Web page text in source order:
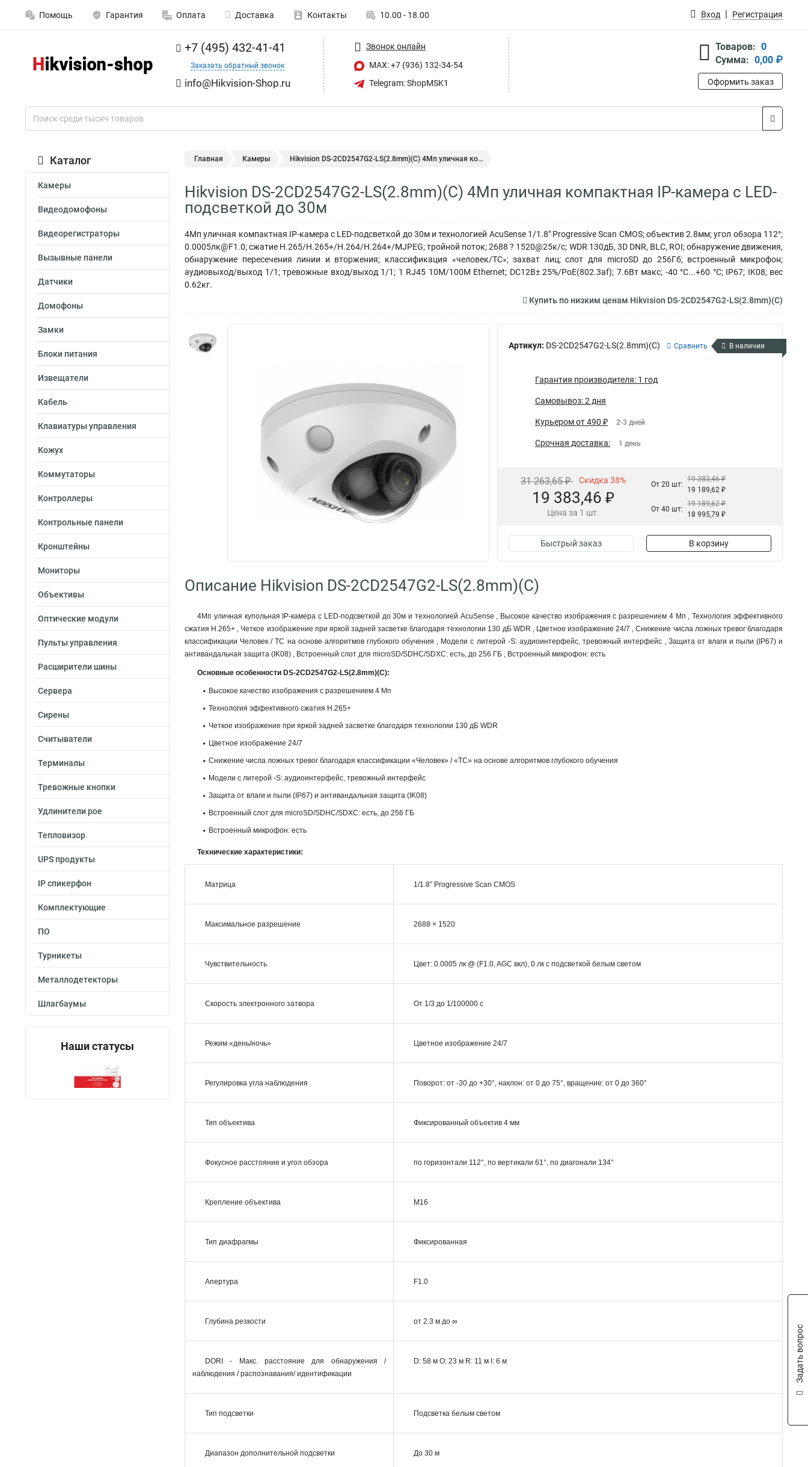
Помощь Гарантия Оплата Доставка Контакты 10.00 - 18.00 Вход Регистрация
+7 (495) 432-41-41
Заказать обратный звонок
info@Hikvision-Shop.ru
Звонок онлайн
MAX: +7 (936) 132-34-54
Telegram: ShopMSK1
Товаров: 0
Сумма: 0,00 ₽
Оформить заказ
Каталог
Камеры
Видеодомофоны
Видеорегистраторы
Вызывные панели
Датчики
Домофоны
Замки
Блоки питания
Извещатели
Кабель
Клавиатуры управления
Кожух
Коммутаторы
Контроллеры
Контрольные панели
Кронштейны
Мониторы
Объективы
Оптические модули
Пульты управления
Расширители шины
Сервера
Сирены
Считыватели
Терминалы
Тревожные кнопки
Удлинители poe
Тепловизор
UPS продукты
IP спикерфон
Комплектующие
ПО
Турникеты
Металлодетекторы
Шлагбаумы
Наши статусы
Главная Камеры Hikvision DS-2CD2547G2-LS(2.8mm)(C) 4Мп уличная ко...
Hikvision DS-2CD2547G2-LS(2.8mm)(C) 4Мп уличная компактная IP-камера с LED-
подсветкой до 30м
4Мп уличная компактная IP-камера с LED-подсветкой до 30м и технологией AcuSense 1/1.8" Progressive Scan CMOS; объектив 2.8мм; угол обзора 112°;
0.0005лк@F1.0; сжатие H.265/H.265+/H.264/H.264+/MJPEG; тройной поток; 2688 ? 1520@25к/с; WDR 130дБ, 3D DNR, BLC, ROI; обнаружение движения,
обнаружение пересечения линии и вторжения; классификация «человек/ТС»; захват лиц; слот для microSD до 256Гб; встроенный микрофон;
аудиовыход/выход 1/1; тревожные вход/выход 1/1; 1 RJ45 10M/100M Ethernet; DC12В± 25%/PoE(802.3af); 7.6Вт макс; -40 °C...+60 °C; IP67; IK08; вес
0.62кг.
Купить по низким ценам Hikvision DS-2CD2547G2-LS(2.8mm)(C)
Артикул: DS-2CD2547G2-LS(2.8mm)(C) Сравнить В наличии
Гарантия производителя: 1 год
Самовывоз: 2 дня
Курьером от 490 ₽ 2-3 дней
Срочная доставка: 1 день
31 263,65 ₽ Скидка 38%
19 383,46 ₽
Цена за 1 шт.
От 20 шт:
19 383,46 ₽
19 189,62 ₽
От 40 шт:
19 189,62 ₽
18 995,79 ₽
Быстрый заказ В корзину
Описание Hikvision DS-2CD2547G2-LS(2.8mm)(C)
4Мп уличная купольная IP-камера с LED-подсветкой до 30м и технологией AcuSense , Высокое качество изображения с разрешением 4 Мп , Технология эффективного
сжатия H.265+ , Четкое изображение при яркой задней засветке благодаря технологии 130 дБ WDR , Цветное изображение 24/7 , Снижение числа ложных тревог благодаря
классификации Человек / ТС на основе алгоритмов глубокого обучения , Модели с литерой -S: аудиоинтерфейс, тревожный интерфейс , Защита от влаги и пыли (IP67) и
антивандальная защита (IK08) , Встроенный слот для microSD/SDHC/SDXC: есть, до 256 ГБ , Встроенный микрофон: есть
Основные особенности DS-2CD2547G2-LS(2.8mm)(C):
Высокое качество изображения с разрешением 4 Мп
Технология эффективного сжатия H.265+
Четкое изображение при яркой задней засветке благодаря технологии 130 дБ WDR
Цветное изображение 24/7
Снижение числа ложных тревог благодаря классификации «Человек» / «ТС» на основе алгоритмов глубокого обучения
Модели с литерой -S: аудиоинтерфейс, тревожный интерфейс
Защита от влаги и пыли (IP67) и антивандальная защита (IK08)
Встроенный слот для microSD/SDHC/SDXC: есть, до 256 ГБ
Встроенный микрофон: есть
Технические характеристики:
Матрица 1/1.8″ Progressive Scan CMOS
Максимальное разрешение 2688 × 1520
Чувствительность Цвет: 0.0005 лк @ (F1.0, AGC вкл), 0 лк с подсветкой белым светом
Скорость электронного затвора От 1/3 до 1/100000 с
Режим «день/ночь» Цветное изображение 24/7
Регулировка угла наблюдения Поворот: от -30 до +30°, наклон: от 0 до 75°, вращение: от 0 до 360°
Тип объектива Фиксированный объектив 4 мм
Фокусное расстояние и угол обзора по горизонтали 112°, по вертикали 61°, по диагонали 134°
Крепление объектива M16
Тип диафрагмы Фиксированная
Апертура F1.0
Глубина резкости от 2.3 м до ∞
DORI - Макс. расстояние для обнаружения /
наблюдения / распознавания/ идентификации
D: 58 м O: 23 м R: 11 м I: 6 м
Тип подсветки Подсветка белым светом
Диапазон дополнительной подсветки До 30 м
Задать вопрос